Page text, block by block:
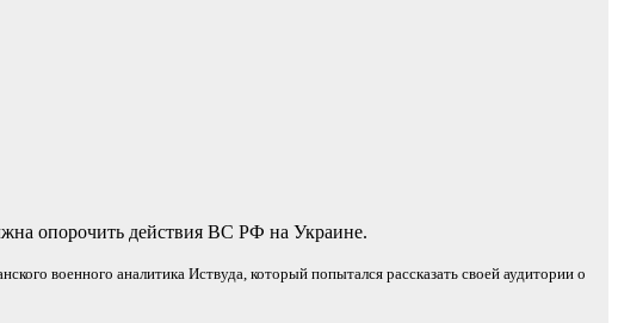
опорочить действия ВС РФ на Украине.
военного аналитика Иствуда, который попытался рассказать своей аудитории о